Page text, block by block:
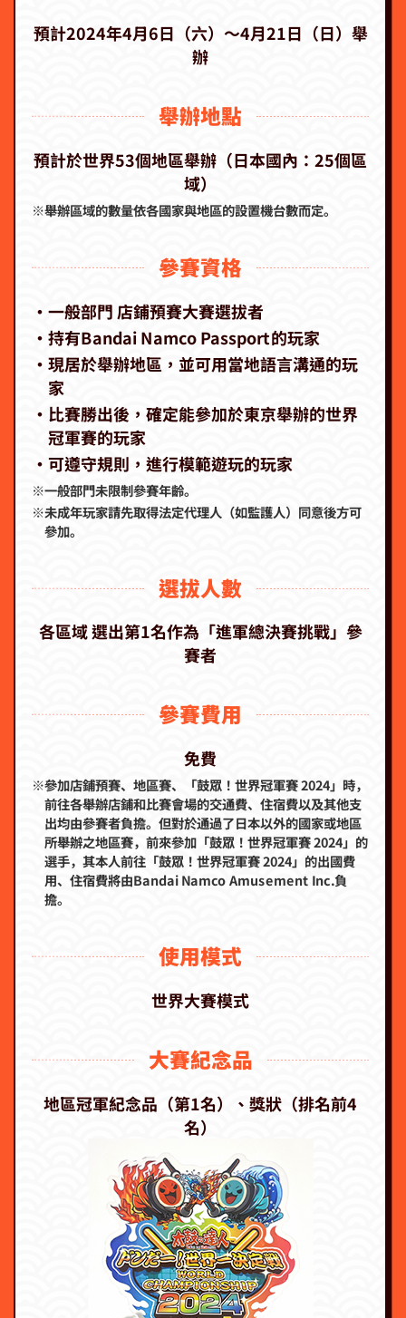
預計2024年4月6日（六）～4月21日（日）舉
辦
舉辦地點
預計於世界53個地區舉辦（日本國內：25個區
域）
※舉辦區域的數量依各國家與地區的設置機台數而定。
參賽資格
‧一般部門 店鋪預賽大賽選拔者
‧持有Bandai Namco Passport的玩家
‧現居於舉辦地區，並可用當地語言溝通的玩
家
‧比賽勝出後，確定能參加於東京舉辦的世界
冠軍賽的玩家
‧可遵守規則，進行模範遊玩的玩家
※一般部門未限制參賽年齡。
※未成年玩家請先取得法定代理人（如監護人）同意後方可
參加。
選拔人數
各區域 選出第1名作為「進軍總決賽挑戰」參
賽者
參賽費用
免費
※參加店鋪預賽、地區賽、「鼓眾！世界冠軍賽 2024」時，
前往各舉辦店鋪和比賽會場的交通費、住宿費以及其他支
出均由參賽者負擔。但對於通過了日本以外的國家或地區
所舉辦之地區賽，前來參加「鼓眾！世界冠軍賽 2024」的
選手，其本人前往「鼓眾！世界冠軍賽 2024」的出國費
用、住宿費將由Bandai Namco Amusement Inc.負
擔。
使用模式
世界大賽模式
大賽紀念品
地區冠軍紀念品（第1名）、獎狀（排名前4
名）